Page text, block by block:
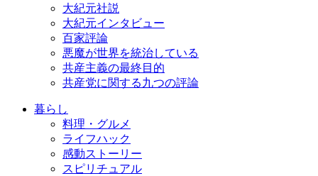
大紀元社説
大紀元インタビュー
百家評論
悪魔が世界を統治している
共産主義の最終目的
共産党に関する九つの評論
暮らし
料理・グルメ
ライフハック
感動ストーリー
スピリチュアル